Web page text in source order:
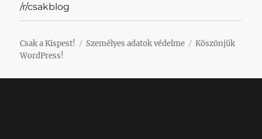
/r/csakblog
Csak a Kispest! Személyes adatok védelme
Köszönjük
WordPress!